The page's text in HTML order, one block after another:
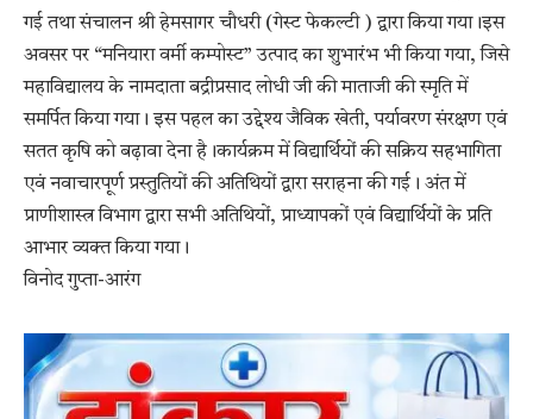
गई तथा संचालन श्री हेमसागर चौधरी (गेस्ट फेकल्टी ) द्वारा किया गया।इस
अवसर पर “मनियारा वर्मी कम्पोस्ट” उत्पाद का शुभारंभ भी किया गया, जिसे
महाविद्यालय के नामदाता बद्रीप्रसाद लोधी जी की माताजी की स्मृति में
समर्पित किया गया। इस पहल का उद्देश्य जैविक खेती, पर्यावरण संरक्षण एवं
सतत कृषि को बढ़ावा देना है।कार्यक्रम में विद्यार्थियों की सक्रिय सहभागिता
एवं नवाचारपूर्ण प्रस्तुतियों की अतिथियों द्वारा सराहना की गई। अंत में
प्राणीशास्त्र विभाग द्वारा सभी अतिथियों, प्राध्यापकों एवं विद्यार्थियों के प्रति
आभार व्यक्त किया गया।
विनोद गुप्ता-आरंग